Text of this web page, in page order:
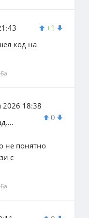
+1
код на
18:38
0
не понятно
с